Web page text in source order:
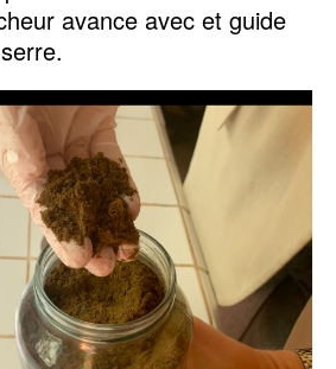
avance avec et guide